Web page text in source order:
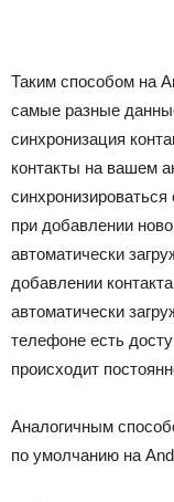
Таким способом на
самые разные
синхронизация
контакты на вашем
при добавлении
автоматически
добавлении
автоматически
телефоне есть
происходит
Аналогичным
по умолчанию на